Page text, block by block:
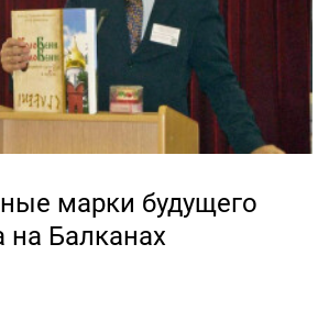
марки будущего
на Балканах